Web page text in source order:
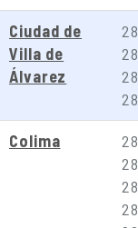
Ciudad de
Villa de
Álvarez
Colima